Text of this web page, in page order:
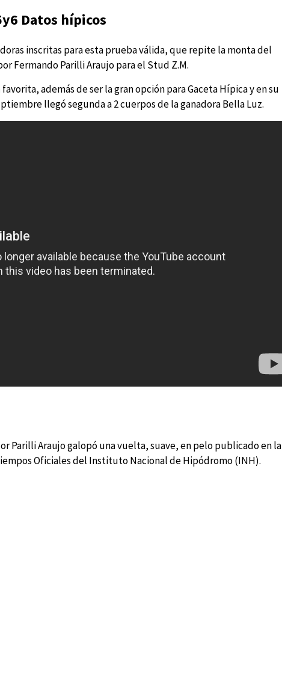
Datos hípicos
inscritas para esta prueba válida, que repite la monta del
Fermando Parilli Araujo para el Stud Z.M.
además de ser la gran opción para Gaceta Hípica y en su
llegó segunda a 2 cuerpos de la ganadora Bella Luz.
Parilli Araujo galopó una vuelta, suave, en pelo publicado en la
Oficiales del Instituto Nacional de Hipódromo (INH).